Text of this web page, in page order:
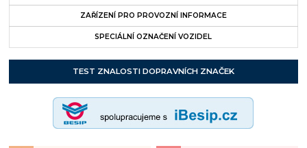
ZAŘÍZENÍ PRO PROVOZNÍ INFORMACE
SPECIÁLNÍ OZNAČENÍ VOZIDEL
TEST ZNALOSTI DOPRAVNÍCH ZNAČEK